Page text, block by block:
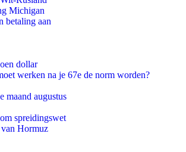
Michigan
betaling aan
dollar
werken na je 67e de norm worden?
maand augustus
spreidingswet
Hormuz